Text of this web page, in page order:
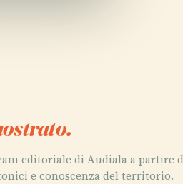
editoriale di Audiala a partire
e conoscenza del territorio.